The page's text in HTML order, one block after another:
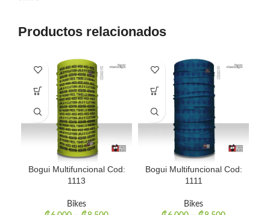
Productos relacionados
Bogui Multifuncional Cod:
1113
Bikes
Bogui Multifuncional Cod:
1111
Bikes